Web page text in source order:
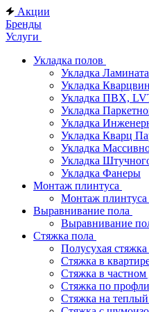
Акции
Бренды
Услуги
Укладка полов
Укладка Ламината
Укладка
Укладка ПВХ,
Укладка
Укладка
Укладка Кварц
Укладка
Укладка
Укладка Фанеры
Монтаж плинтуса
Монтаж
Выравнивание пола
Выравнивание
Стяжка пола
Полусухая стяжка
Стяжка в
Стяжка в частном
Стяжка по
Стяжка на